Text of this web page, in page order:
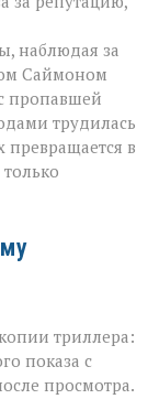
больнее
наблюдая за
Саймоном
пропавшей
трудилась
в
триллера:
показа с
просмотра.